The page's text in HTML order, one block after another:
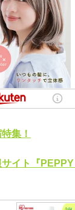
集！
サイト『